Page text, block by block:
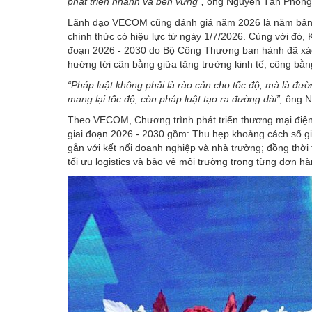
Lãnh đạo VECOM cũng đánh giá năm 2026 là năm
chính thức có hiệu lực từ ngày 1/7/2026. Cùng với đó,
đoạn 2026 - 2030 do Bộ Công Thương ban hành đã
hướng tới cân bằng giữa tăng trưởng kinh tế, công
“Pháp luật không phải là rào cản cho tốc độ, mà là
mang lại tốc độ, còn pháp luật tạo ra đường dài”, ông
Theo VECOM, Chương trình phát triển thương mại
giai đoạn 2026 - 2030 gồm: Thu hẹp khoảng cách số
gắn với kết nối doanh nghiệp và nhà trường; đồng
tối ưu logistics và bảo vệ môi trường trong từng đơn